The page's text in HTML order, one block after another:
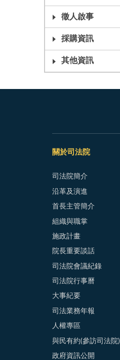
徵人啟事
採購資訊
其他資訊
關於司法院
司法院簡介
沿革及演進
首長主管簡介
組織與職掌
施政計畫
院長重要談話
司法院會議紀錄
司法院行事曆
大事紀要
司法業務年報
人權專區
與民有約(參訪司法院)
政府資訊公開